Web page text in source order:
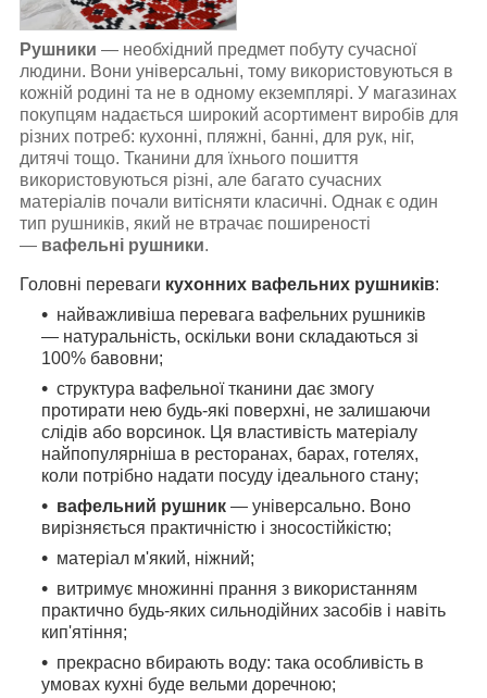
Рушники — необхідний предмет побуту сучасної
людини. Вони універсальні, тому використовуються в
кожній родині та не в одному екземплярі. У магазинах
покупцям надається широкий асортимент виробів для
різних потреб: кухонні, пляжні, банні, для рук, ніг,
дитячі тощо. Тканини для їхнього пошиття
використовуються різні, але багато сучасних
матеріалів почали витісняти класичні. Однак є один
тип рушників, який не втрачає поширеності
— вафельні рушники.
Головні переваги кухонних вафельних рушників:
найважливіша перевага вафельних рушників
— натуральність, оскільки вони складаються зі
100% бавовни;
структура вафельної тканини дає змогу
протирати нею будь-які поверхні, не залишаючи
слідів або ворсинок. Ця властивість матеріалу
найпопулярніша в ресторанах, барах, готелях,
коли потрібно надати посуду ідеального стану;
вафельний рушник — універсально. Воно
вирізняється практичністю і зносостійкістю;
матеріал м'який, ніжний;
витримує множинні прання з використанням
практично будь-яких сильнодійних засобів і навіть
кип'ятіння;
прекрасно вбирають воду: така особливість в
умовах кухні буде вельми доречною;